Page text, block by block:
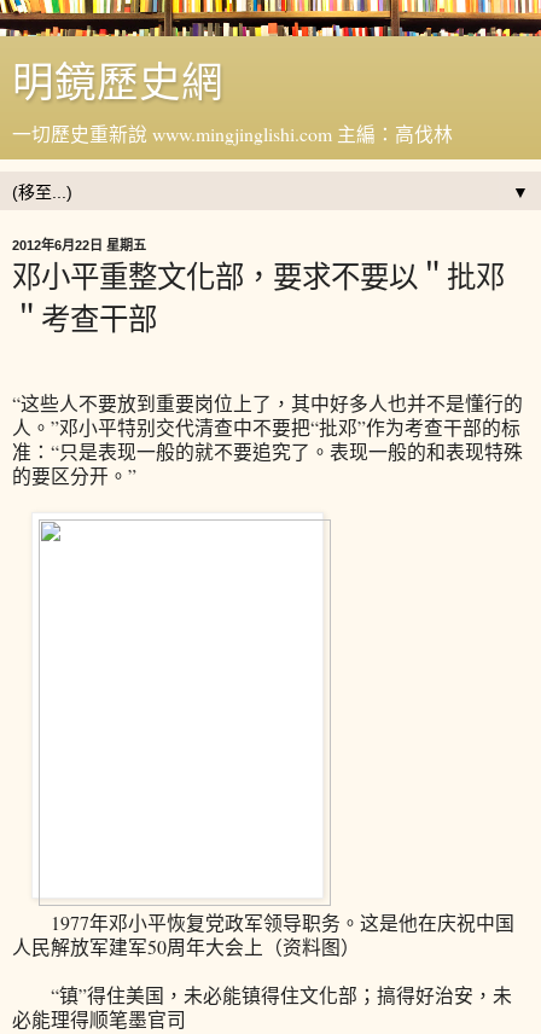
明鏡歷史網
一切歷史重新說 www.mingjinglishi.com 主編：高伐林
▼
2012年6月22日 星期五
邓小平重整文化部，要求不要以＂批邓
＂考查干部
“这些人不要放到重要岗位上了，其中好多人也并不是懂行的
人。”邓小平特别交代清查中不要把“批邓”作为考查干部的标
准：“只是表现一般的就不要追究了。表现一般的和表现特殊
的要区分开。”
1977年邓小平恢复党政军领导职务。这是他在庆祝中国
人民解放军建军50周年大会上（资料图）
“镇”得住美国，未必能镇得住文化部；搞得好治安，未
必能理得顺笔墨官司